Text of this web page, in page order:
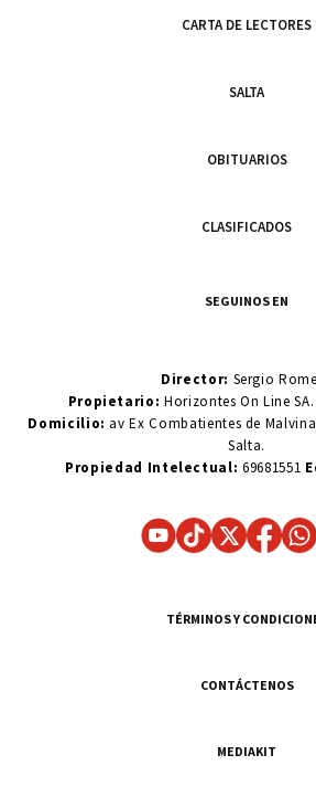
CARTA DE LECTORES
SALTA
OBITUARIOS
CLASIFICADOS
SEGUINOS EN
Director: Sergio
Propietario:Horizontes On Line
Domicilio: av Ex Combatientes de
Salta.
Propiedad Intelectual: 69681551
TÉRMINOS Y
CONTÁCTENOS
MEDIAKIT